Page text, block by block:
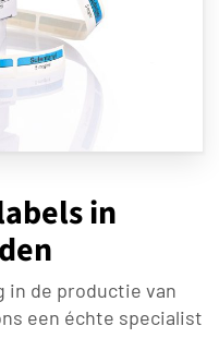
in
in de productie van
een échte specialist